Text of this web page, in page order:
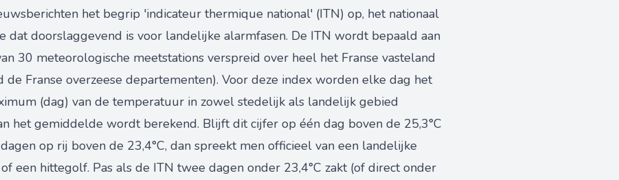
het begrip 'indicateur thermique national' (ITN) op, het nationaal
doorslaggevend is voor landelijke alarmfasen. De ITN wordt bepaald aan
30 meteorologische meetstations verspreid over heel het Franse vasteland
de Franse overzeese departementen). Voor deze index worden elke dag het
(dag) van de temperatuur in zowel stedelijk als landelijk gebied
het gemiddelde wordt berekend. Blijft dit cijfer op één dag boven de 25,3°C
op rij boven de 23,4°C, dan spreekt men officieel van een landelijke
een hittegolf. Pas als de ITN twee dagen onder 23,4°C zakt (of direct onder